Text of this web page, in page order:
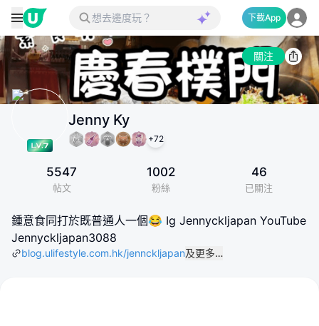
下載App
關注
Jenny Ky
+72
5547
帖文
1002
粉絲
46
已關注
鍾意食同打於既普通人一個😂 Ig Jennyckljapan YouTube
Jennyckljapan3088
blog.ulifestyle.com.hk/jennckljapan及更多…